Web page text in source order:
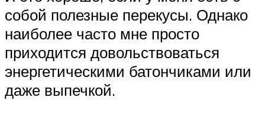
собой полезные перекусы. Однако
наиболее часто мне просто
приходится довольствоваться
энергетическими батончиками или
даже выпечкой.